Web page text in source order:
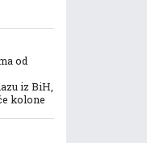
od
iz BiH,
kolone